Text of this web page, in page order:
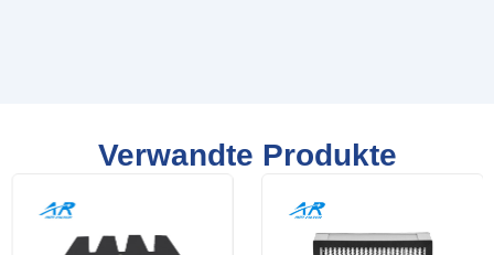
Verwandte Produkte